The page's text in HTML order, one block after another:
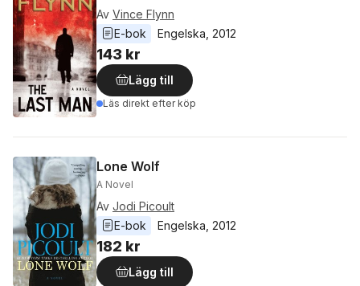
Av Vince Flynn
E-bok
Engelska 2012
143 kr
Lägg till
Läs direkt efter köp
Lone Wolf
A Novel
Av Jodi Picoult
E-bok
Engelska 2012
182 kr
Lägg till